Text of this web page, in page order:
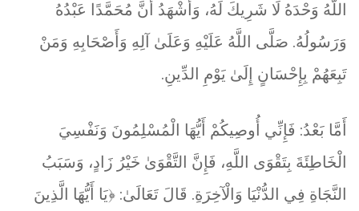
اللَّهُ وَحْدَهُ لَا شَرِيكَ لَهُ، وَأَشْهَدُ أَنَّ مُحَمَّدًا عَبْدُهُ
وَرَسُولُهُ. صَلَّى اللَّهُ عَلَيْهِ وَعَلَىٰ آلِهِ وَأَصْحَابِهِ وَمَنْ
تَبِعَهُمْ بِإِحْسَانٍ إِلَىٰ يَوْمِ الدِّينِ.
أَمَّا بَعْدُ: فَإِنِّي أُوصِيكُمْ أَيُّهَا الْمُسْلِمُونَ وَنَفْسِيَ
الْخَاطِئَةَ بِتَقْوَى اللَّهِ، فَإِنَّ التَّقْوَىٰ خَيْرُ زَادٍ، وَسَبَبُ
النَّجَاةِ فِي الدُّنْيَا وَالْآخِرَةِ. قَالَ تَعَالَىٰ: ﴿يَا أَيُّهَا الَّذِينَ